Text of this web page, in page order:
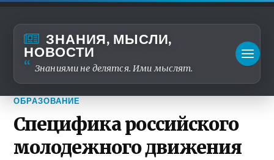
ЗНАНИЯ, МЫСЛИ,
НОВОСТИ
Знаниями не делятся. Ими мыслят.
ОБРАЗОВАНИЕ
Специфика российского
молодежного движения